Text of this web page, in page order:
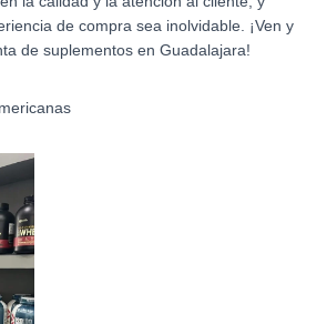
de compra sea inolvidable. ¡Ven y
de suplementos en Guadalajara!